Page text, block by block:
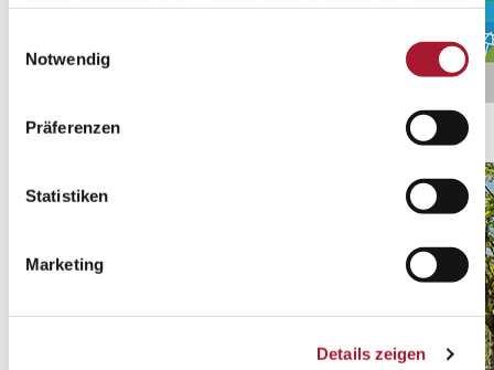
Notwendig
Präferenzen
Statistiken
Marketing
Details zeigen
Ticino Ticket